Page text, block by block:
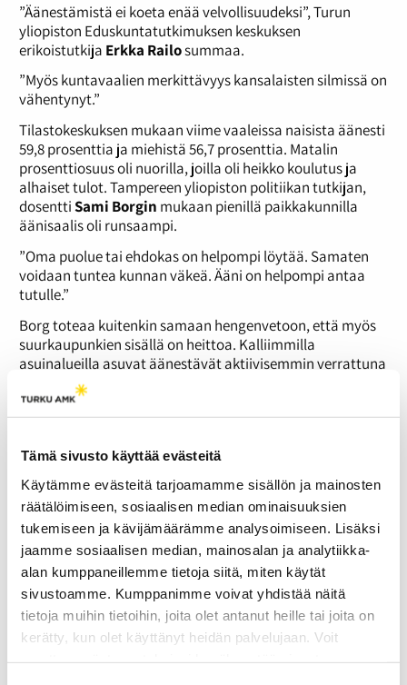
Tämä sivusto käyttää evästeitä
Käytämme evästeitä tarjoamamme sisällön ja mainosten
räätälöimiseen, sosiaalisen median ominaisuuksien
tukemiseen ja kävijämäärämme analysoimiseen. Lisäksi
jaamme sosiaalisen median, mainosalan ja analytiikka-
alan kumppaneillemme tietoja siitä, miten käytät
sivustoamme. Kumppanimme voivat yhdistää näitä
tietoja muihin tietoihin, joita olet antanut heille tai joita on
kerätty, kun olet käyttänyt heidän palvelujaan. Voit
”Äänestämistä ei koeta enää velvollisuudeksi”, Turun
yliopiston Eduskuntatutkimuksen keskuksen
erikoistutkija Erkka Railosummaa.
”Myös kuntavaalien merkittävyys kansalaisten silmissä on
vähentynyt.”
Tilastokeskuksen mukaan viime vaaleissa naisista äänesti
59,8 prosenttia ja miehistä 56,7 prosenttia. Matalin
prosenttiosuus oli nuorilla, joilla oli heikko koulutus ja
alhaiset tulot. Tampereen yliopiston politiikan tutkijan,
dosenttiSami Borgin mukaan pienillä paikkakunnilla
äänisaalis oli runsaampi.
”Oma puolue tai ehdokas on helpompi löytää. Samaten
voidaan tuntea kunnan väkeä. Ääni on helpompi antaa
tutulle.”
Borg toteaa kuitenkin samaan hengenvetoon, että myös
suurkaupunkien sisällä on heittoa. Kalliimmilla
asuinalueilla asuvat äänestävät aktiivisemmin verrattuna
lähiöihin.
Politiikkaa pidetään monimutkaisena
Oikeusministeriön Demokratiaindikaattorit 2015 -raportin
mukaan noin kaksi kolmesta pitää politiikkaa vaikeasti
ymmärrettävänä. Korkea koulutustaso lisää politiikan
prosessien ymmärtämistä ja osallisuuden tunnetta.
Railo ehdottaa ratkaisuksi yhteiskuntakasvatusta
kouluihin, jolloin tiedon saaminen politiikan osa-alueista
sekä puolueiden edustamista kannoista helpottuisi.
”Puolueiden eroja on hankala käsittää erityisesti
kuntapolitiikassa, jossa ei ole hallitus-oppositio -
asetelmaa.”